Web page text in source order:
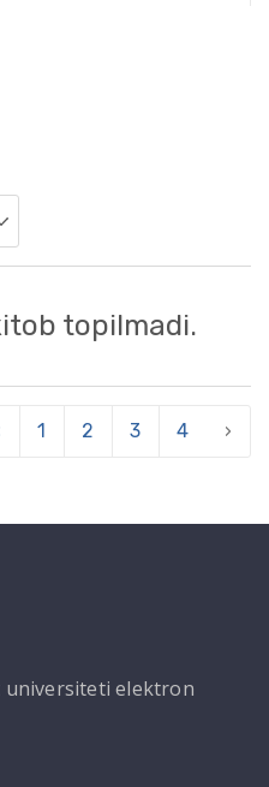
topilmadi.
1 2 3 4 ›
universiteti elektron